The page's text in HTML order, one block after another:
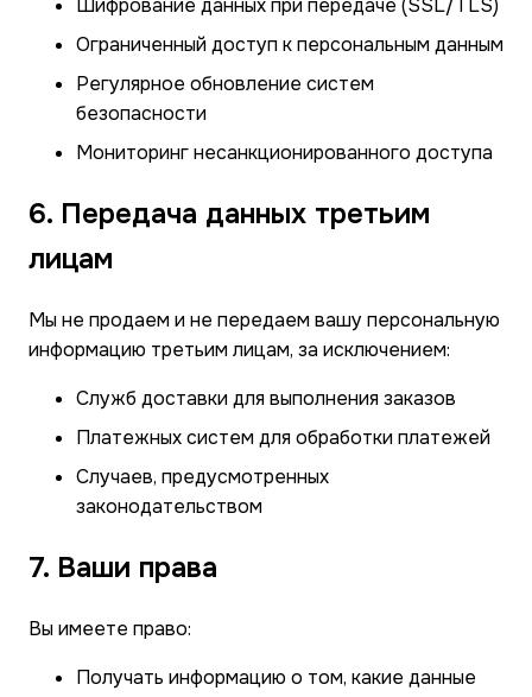
Шифрование данных при передаче (SSL/TLS)
Ограниченный доступ к персональным данным
Регулярное обновление систем
безопасности
Мониторинг несанкционированного доступа
6. Передача данных третьим
лицам
Мы не продаем и не передаем вашу персональную
информацию третьим лицам, за исключением:
Служб доставки для выполнения заказов
Платежных систем для обработки платежей
Случаев, предусмотренных
законодательством
7. Ваши права
Вы имеете право:
Получать информацию о том, какие данные